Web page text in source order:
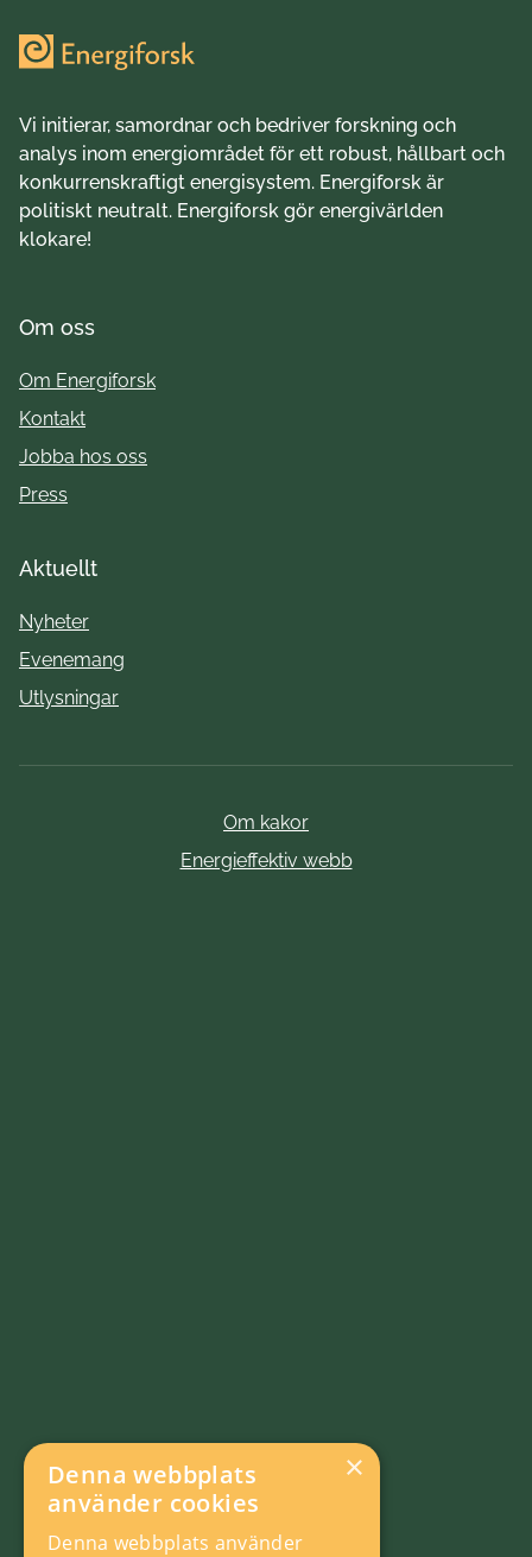
Vi initierar, samordnar och bedriver forskning och
analys inom energiområdet för ett robust, hållbart och
konkurrenskraftigt energisystem. Energiforsk är
politiskt neutralt. Energiforsk gör energivärlden
klokare!
Om oss
Om Energiforsk
Kontakt
Jobba hos oss
Press
Aktuellt
Nyheter
Evenemang
Utlysningar
Om kakor
Energieffektiv webb
×
Denna webbplats
använder cookies
Denna webbplats använder